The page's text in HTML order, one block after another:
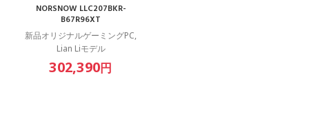
NORSNOW LLC207BKR-
B67R96XT
新品オリジナルゲーミングPC,
Lian Liモデル
302,390円